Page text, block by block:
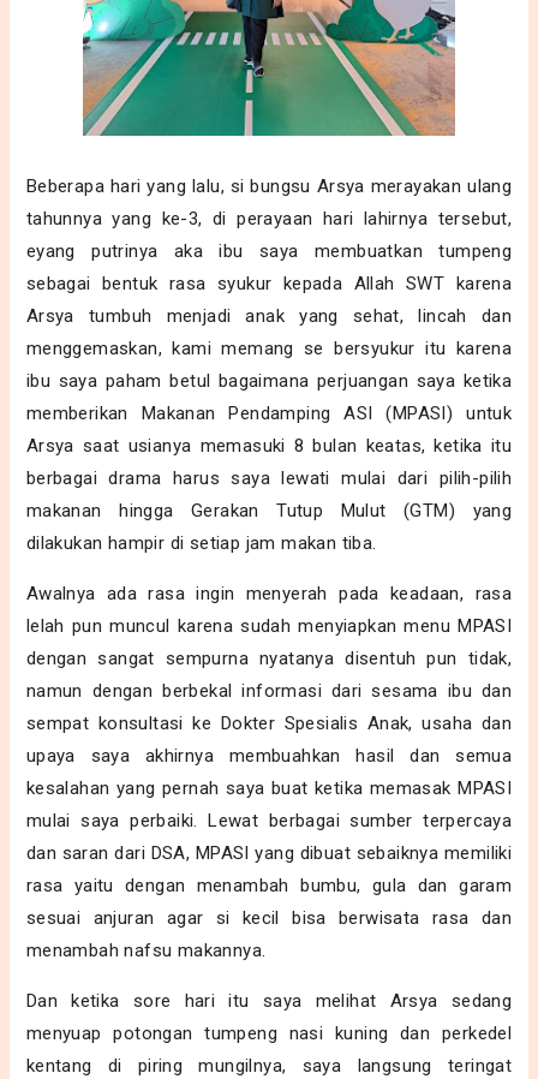
Beberapa hari yang lalu, si bungsu Arsya merayakan ulang
tahunnya yang ke-3, di perayaan hari lahirnya tersebut,
eyang putrinya aka ibu saya membuatkan tumpeng
sebagai bentuk rasa syukur kepada Allah SWT karena
Arsya tumbuh menjadi anak yang sehat, lincah dan
menggemaskan, kami memang se bersyukur itu karena
ibu saya paham betul bagaimana perjuangan saya ketika
memberikan Makanan Pendamping ASI (MPASI) untuk
Arsya saat usianya memasuki 8 bulan keatas, ketika itu
berbagai drama harus saya lewati mulai dari pilih-pilih
makanan hingga Gerakan Tutup Mulut (GTM) yang
dilakukan hampir di setiap jam makan tiba.
Awalnya ada rasa ingin menyerah pada keadaan, rasa
lelah pun muncul karena sudah menyiapkan menu MPASI
dengan sangat sempurna nyatanya disentuh pun tidak,
namun dengan berbekal informasi dari sesama ibu dan
sempat konsultasi ke Dokter Spesialis Anak, usaha dan
upaya saya akhirnya membuahkan hasil dan semua
kesalahan yang pernah saya buat ketika memasak MPASI
mulai saya perbaiki. Lewat berbagai sumber terpercaya
dan saran dari DSA, MPASI yang dibuat sebaiknya memiliki
rasa yaitu dengan menambah bumbu, gula dan garam
sesuai anjuran agar si kecil bisa berwisata rasa dan
menambah nafsu makannya.
Dan ketika sore hari itu saya melihat Arsya sedang
menyuap potongan tumpeng nasi kuning dan perkedel
kentang di piring mungilnya, saya langsung teringat